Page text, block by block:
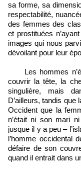
sa forme, sa
respectabilité,
des femmes des
et prostituées
images qui nous
dévoilant pour leur
Les hommes
couvrir la tête, la
singulière, mais
D’ailleurs, tandis
Occident que la
n’était ni son mari
jusque il y a peu –
l’homme occidental
défaire de son
quand il entrait dans